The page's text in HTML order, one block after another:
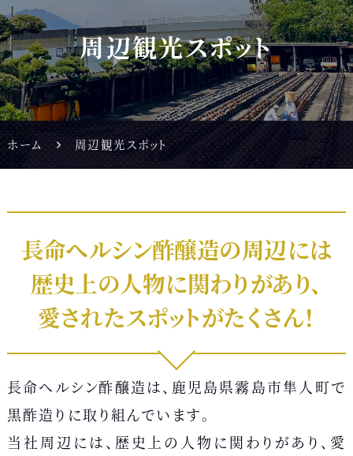
周辺観光スポット
ホーム 周辺観光スポット
長命へルシン酢醸造の周辺には
歴史上の人物に関わりがあり、
愛されたスポットがたくさん！
長命へルシン酢醸造は、鹿児島県霧島市隼人町で
黒酢造りに取り組んでいます。
当社周辺には、歴史上の人物に関わりがあり、愛